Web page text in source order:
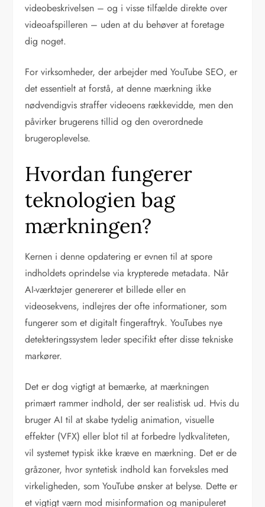
videobeskrivelsen – og i visse tilfælde direkte over
videoafspilleren – uden at du behøver at foretage
dig noget.
For virksomheder, der arbejder med YouTube SEO, er
det essentielt at forstå, at denne mærkning ikke
nødvendigvis straffer videoens rækkevidde, men den
påvirker brugerens tillid og den overordnede
brugeroplevelse.
Hvordan fungerer
teknologien bag
mærkningen?
Kernen i denne opdatering er evnen til at spore
indholdets oprindelse via krypterede metadata. Når
AI-værktøjer genererer et billede eller en
videosekvens, indlejres der ofte informationer, som
fungerer som et digitalt fingeraftryk. YouTubes nye
detekteringssystem leder specifikt efter disse tekniske
markører.
Det er dog vigtigt at bemærke, at mærkningen
primært rammer indhold, der ser realistisk ud. Hvis du
bruger AI til at skabe tydelig animation, visuelle
effekter (VFX) eller blot til at forbedre lydkvaliteten,
vil systemet typisk ikke kræve en mærkning. Det er de
gråzoner, hvor syntetisk indhold kan forveksles med
virkeligheden, som YouTube ønsker at belyse. Dette er
et vigtigt værn mod misinformation og manipuleret